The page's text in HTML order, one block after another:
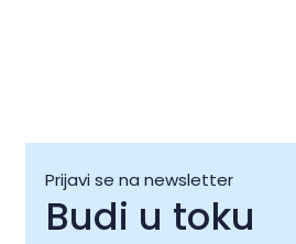
Prijavi se na newsletter
Budi u toku